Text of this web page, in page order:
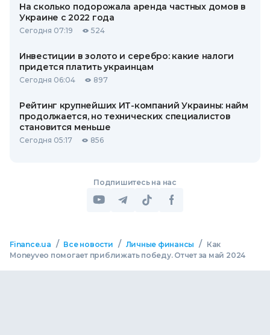
На сколько подорожала аренда частных домов в
Украине с 2022 года
Сегодня 07:19 524
Инвестиции в золото и серебро: какие налоги
придется платить украинцам
Сегодня 06:04 897
Рейтинг крупнейших ИТ-компаний Украины: найм
продолжается, но технических специалистов
становится меньше
Сегодня 05:17 856
Подпишитесь на нас
Finance.ua / Все новости / Личные финансы /
Как
Moneyveo помогает приближать победу. Отчет за май 2024